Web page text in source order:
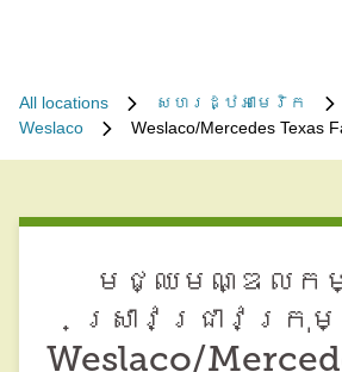
All locations សហរដ្ឋអាមេរិក
Weslaco
Weslaco/Mercedes Texas
មជ្ឈមណ្ឌល​ក
ស្រាវជ្រាវ​ក្រុម
Weslaco/